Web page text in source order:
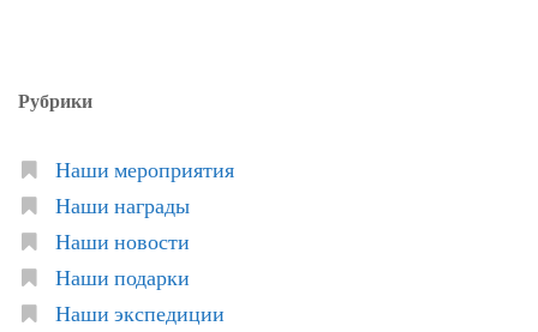
Рубрики
Наши мероприятия
Наши награды
Наши новости
Наши подарки
Наши экспедиции